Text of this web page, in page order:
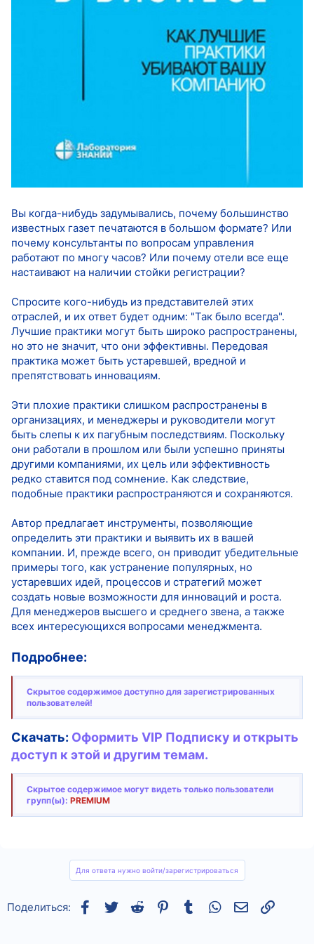
Вы когда-нибудь задумывались, почему большинство
известных газет печатаются в большом формате? Или
почему консультанты по вопросам управления
работают по многу часов? Или почему отели все еще
настаивают на наличии стойки регистрации?
Спросите кого-нибудь из представителей этих
отраслей, и их ответ будет одним: "Так было всегда".
Лучшие практики могут быть широко распространены,
но это не значит, что они эффективны. Передовая
практика может быть устаревшей, вредной и
препятствовать инновациям.
Эти плохие практики слишком распространены в
организациях, и менеджеры и руководители могут
быть слепы к их пагубным последствиям. Поскольку
они работали в прошлом или были успешно приняты
другими компаниями, их цель или эффективность
редко ставится под сомнение. Как следствие,
подобные практики распространяются и сохраняются.
Автор предлагает инструменты, позволяющие
определить эти практики и выявить их в вашей
компании. И, прежде всего, он приводит убедительные
примеры того, как устранение популярных, но
устаревших идей, процессов и стратегий может
создать новые возможности для инноваций и роста.
Для менеджеров высшего и среднего звена, а также
всех интересующихся вопросами менеджмента.
Подробнее:
Скрытое содержимое доступно для зарегистрированных
пользователей!
Скачать: Оформить VIP Подписку и открыть
доступ к этой и другим темам.
Скрытое содержимое могут видеть только пользователи
групп(ы): PREMIUM
Для ответа нужно войти/зарегистрироваться
Поделиться: Facebook
TwitterReddit Pinterest
Tumblr WhatsAppСсылка